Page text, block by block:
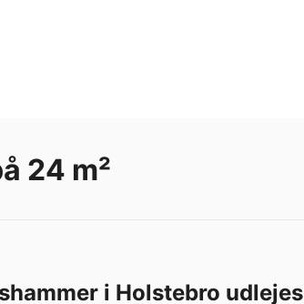
24 m²
i Holstebro udlejes